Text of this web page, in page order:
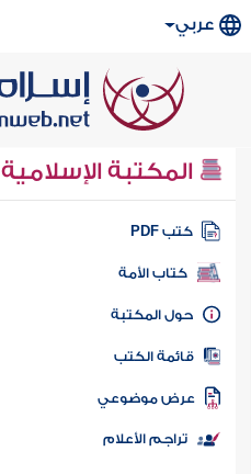
عربي
المكتبة الإسلامية
كتب PDF
كتاب الأمة
المكتبة
الكتب
موضوعي